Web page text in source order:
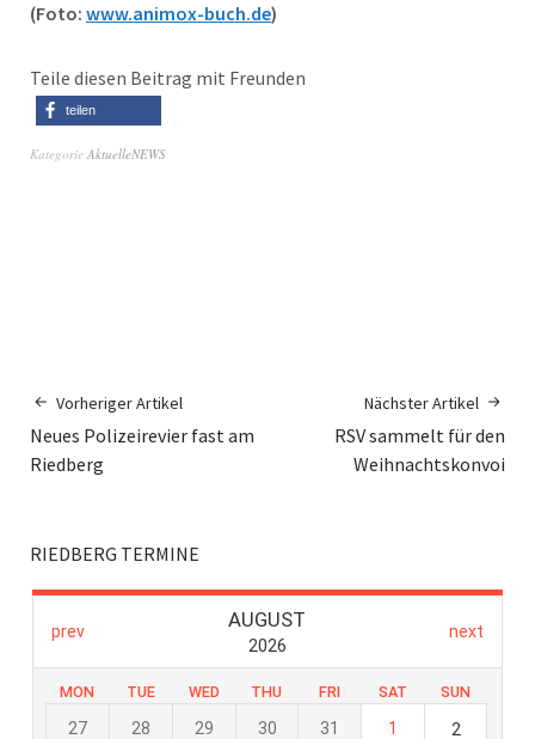
(Foto: www.animox-buch.de)
Teile diesen Beitrag mit Freunden
teilen
Kategorie AktuelleNEWS
Vorheriger Artikel
Neues Polizeirevier fast am
Riedberg
Nächster Artikel
RSV sammelt für den
Weihnachtskonvoi
RIEDBERG TERMINE